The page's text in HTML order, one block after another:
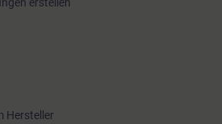
Hersteller